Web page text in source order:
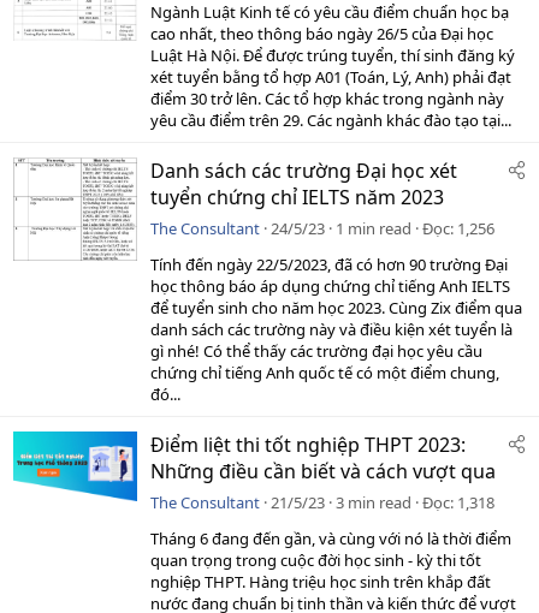
Ngành Luật Kinh tế có yêu cầu điểm chuẩn học bạ
cao nhất, theo thông báo ngày 26/5 của Đại học
Luật Hà Nội. Để được trúng tuyển, thí sinh đăng ký
xét tuyển bằng tổ hợp A01 (Toán, Lý, Anh) phải đạt
điểm 30 trở lên. Các tổ hợp khác trong ngành này
yêu cầu điểm trên 29. Các ngành khác đào tạo tại...
Danh sách các trường Đại học xét
tuyển chứng chỉ IELTS năm 2023
The Consultant 24/5/23 1 min read Đọc 1,256
Tính đến ngày 22/5/2023, đã có hơn 90 trường Đại
học thông báo áp dụng chứng chỉ tiếng Anh IELTS
để tuyển sinh cho năm học 2023. Cùng Zix điểm qua
danh sách các trường này và điều kiện xét tuyển là
gì nhé! Có thể thấy các trường đại học yêu cầu
chứng chỉ tiếng Anh quốc tế có một điểm chung,
đó...
Điểm liệt thi tốt nghiệp THPT 2023:
Những điều cần biết và cách vượt qua
The Consultant 21/5/23 3 min read Đọc 1,318
Tháng 6 đang đến gần, và cùng với nó là thời điểm
quan trọng trong cuộc đời học sinh - kỳ thi tốt
nghiệp THPT. Hàng triệu học sinh trên khắp đất
nước đang chuẩn bị tinh thần và kiến thức để vượt